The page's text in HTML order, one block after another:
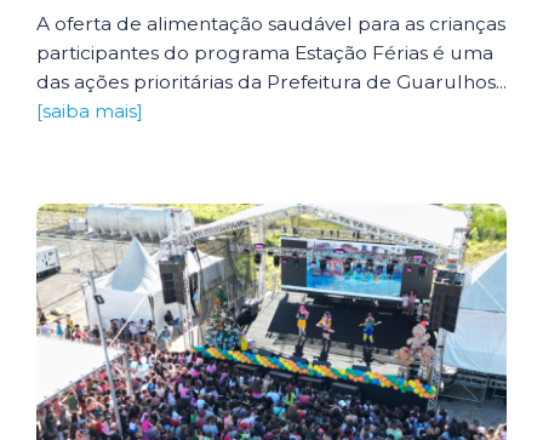
A oferta de alimentação saudável para as crianças
participantes do programa Estação Férias é uma
das ações prioritárias da Prefeitura de Guarulhos...
[saiba mais]